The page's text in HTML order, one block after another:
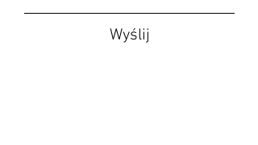
Wyślij